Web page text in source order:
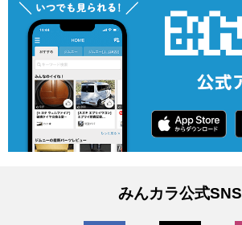
みんカラ公式SNS